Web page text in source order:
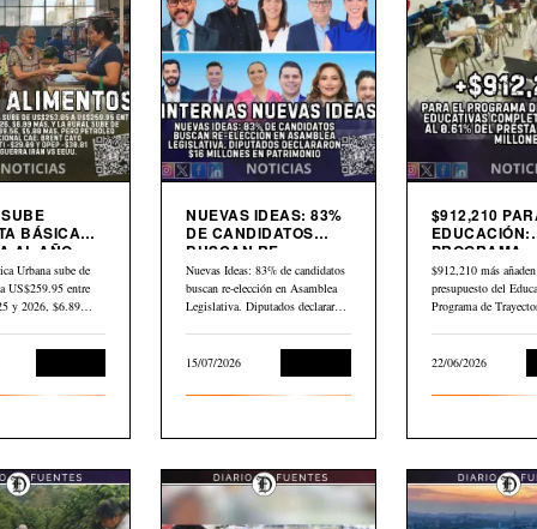
BÁSICA
AL AÑO.
GLOBAL
DESDE
Urbana sube de
US$259.95 entre
y 2026, $6.89…
NUEVAS IDEAS: 83%
DE CANDIDATOS
BUSCAN RE-
ELECCIÓN EN
ASAMBLEA
LEGISLATIVA
Nuevas Ideas: 83% de candidatos
buscan re-elección en Asamblea
Legislativa. Diputados declararon
15/07/2026
$912,210
EDUCACIÓN:
PROGRAMA
EDUCATIVAS
COMPLEJAS
$912,210 más
presupuesto del
Programa de
22/06/2026